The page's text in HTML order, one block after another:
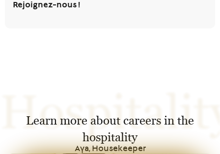
Rejoignez-nous !
Learn more about careers in the
hospitality
Aya, Housekeeper